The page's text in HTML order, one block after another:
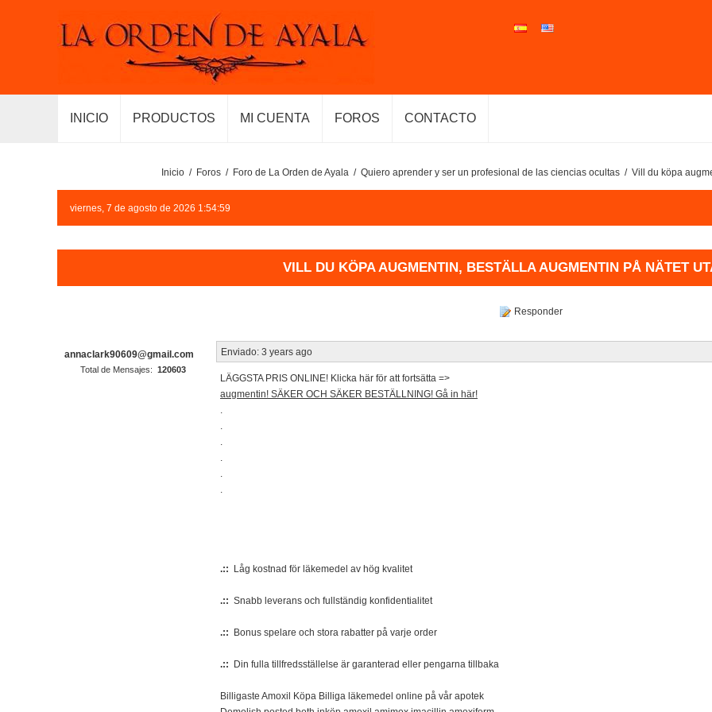
INICIO PRODUCTOS MI CUENTA FOROS CONTACTO
Inicio / Foros / Foro de La Orden de Ayala / Quiero aprender y ser un profesional de las ciencias ocultas / Vill du köpa
viernes, 7 de agosto de 2026 1:54:59
VILL DU KÖPA AUGMENTIN, BESTÄLLA AUGMENTIN PÅ NÄTET
Responder
annaclark90609@gmail.com
Total de Mensajes: 120603
Enviado: 3 years ago
LÄGGSTA PRIS ONLINE! Klicka här för att fortsätta =>
augmentin! SÄKER OCH SÄKER BESTÄLLNING! Gå in här!
.
.
.
.
.
.
.:: Låg kostnad för läkemedel av hög kvalitet
.:: Snabb leverans och fullständig konfidentialitet
.:: Bonus spelare och stora rabatter på varje order
.:: Din fulla tillfredsställelse är garanterad eller pengarna tillbaka
Billigaste Amoxil Köpa Billiga läkemedel online på vår apotek